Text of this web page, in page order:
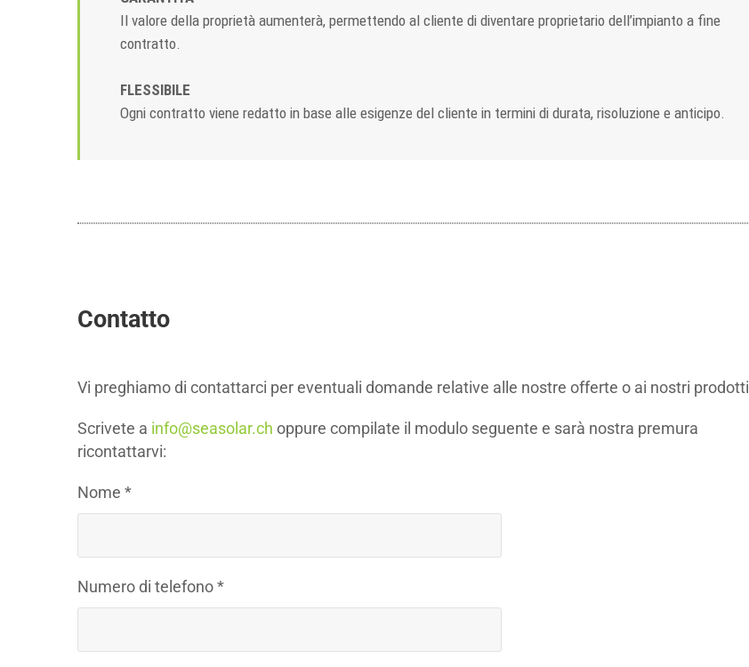
Il valore della proprietà aumenterà, permettendo al cliente di diventare proprietario dell’impianto a fine
contratto.
FLESSIBILE
Ogni contratto viene redatto in base alle esigenze del cliente in termini di durata, risoluzione e anticipo.
Contatto
Vi preghiamo di contattarci per eventuali domande relative alle nostre offerte o ai nostri prodotti
Scrivete a info@seasolar.ch oppure compilate il modulo seguente e sarà nostra premura
ricontattarvi:
Nome *
Numero di telefono *